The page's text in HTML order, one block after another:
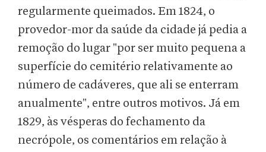
regularmente queimados. Em 1824, o
provedor-mor da saúde da cidade já pedia a
remoção do lugar "por ser muito pequena a
superfície do cemitério relativamente ao
número de cadáveres, que ali se enterram
anualmente", entre outros motivos. Já em
1829, às vésperas do fechamento da
necrópole, os comentários em relação à